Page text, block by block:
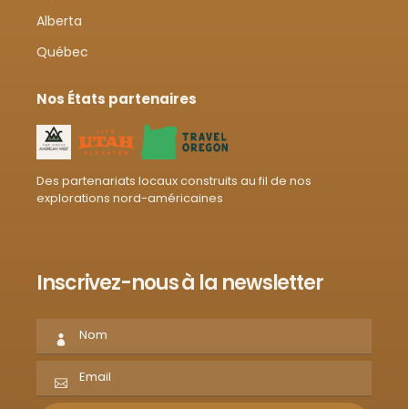
Alberta
Québec
Nos États partenaires
Des partenariats locaux construits au fil de nos
explorations nord-américaines
Inscrivez-nous à la newsletter